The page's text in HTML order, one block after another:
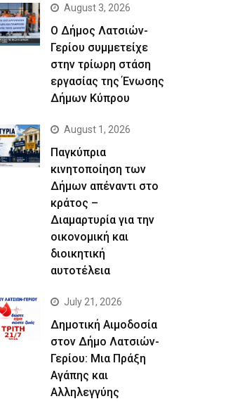
August 3, 2026
Ο Δήμος Λατσιών-
Γερίου συμμετείχε
στην τρίωρη στάση
εργασίας της Ένωσης
Δήμων Κύπρου
August 1, 2026
Παγκύπρια
κινητοποίηση των
Δήμων απέναντι στο
κράτος –
Διαμαρτυρία για την
οικονομική και
διοικητική
αυτοτέλεια
July 21, 2026
Δημοτική Αιμοδοσία
στον Δήμο Λατσιών-
Γερίου: Μια Πράξη
Αγάπης και
Αλληλεγγύης